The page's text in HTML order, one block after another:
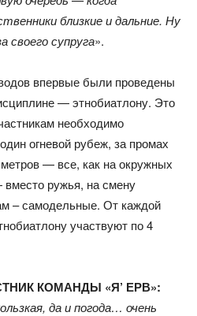
близкие и дальние. Ну
своего супруга».
впервые были проведены
— этнобиатлону. Это
необходимо
огневой рубеж, за промах
— все, как на окружных
ружья, на смену
– самодельные. От каждой
участвуют по 4
КОМАНДЫ «Я’ ЕРВ»:
да и погода… очень